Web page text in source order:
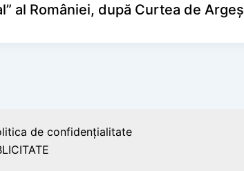
al României, după Curtea de Argeş
de confidențialitate